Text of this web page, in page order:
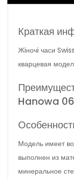
Краткая
Жiночi часи
кварцевая
Hanowa
Модель имеет
выполнен из
минеральное